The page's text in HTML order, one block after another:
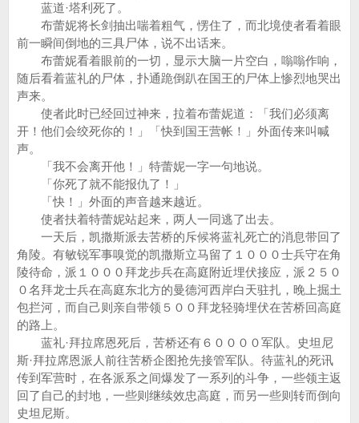
蓝道·塔利死了。
布蕾妮将长剑抽出喘着粗气，愣住了，而北境使者看着眼
前一瞬间倒地的三具尸体，说不出话来。
布蕾妮看着眼前的一切，显示大脑一片空白，嗡嗡作响，
随后看着蓝礼的尸体，扑通跪倒趴在国王的尸体上惨烈地哭出
声来。
使者此时已经回过神来，拉着布蕾妮道：「我们必须离
开！他们会绞死你的！」「快到国王营帐！」外面传来叫喊
声。
「我不会离开他！」特蕾妮一字一句地说。
「你死了就不能报仇了！」
「快！」外面的声音越来越近。
使者扶着特蕾妮站起来，两人一同逃了出去。
一天后，凯撒斯派去苦桥的斥候将蓝礼死亡的消息带回了
角陵。有敏锐军事嗅觉的凯撒斯立马留了１０００士兵守在角
陵待命，派１０００拜龙步兵在高庭附近埋伏接应，派２５０
０名拜龙士兵在高庭东北方的曼德河西岸白天驻扎，晚上掘土
包拦河，而自己则亲自带领５００拜龙轻骑埋伏在苦桥回高庭
的路上。
蓝礼·拜拉席恩死后，苦桥还有６００００军队。史坦尼
斯·拜拉席恩派人前往苦桥企图抢先接管军队。待蓝礼的死讯
传到军营时，在各派系之间爆发了一系列的斗争，一些领主返
回了自己的封地，一些则继续效忠高庭，而另一些则转而倒向
史坦尼斯。